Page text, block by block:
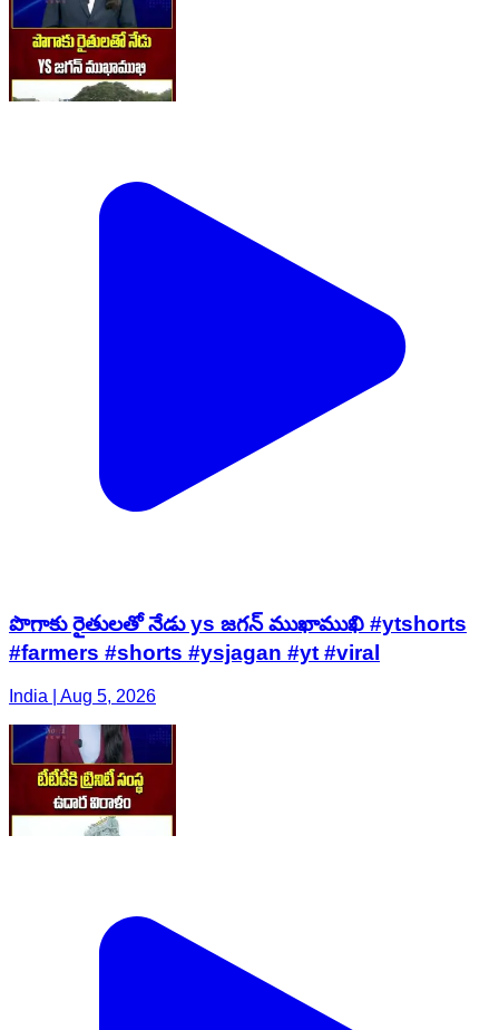
పొగాకు రైతులతో నేడు ys జగన్ ముఖాముఖి #ytshorts
#farmers #shorts #ysjagan #yt #viral
India | Aug 5, 2026